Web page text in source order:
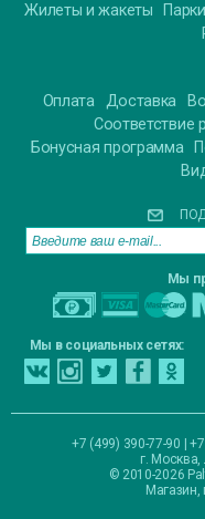
Жилеты и жакеты
Парки
Оплата Доставка
Соответствие
Бонусная программа
Мы
Мы в социальных сетях:
+7 (499) 390-77-90 |
г.
© 2010-2026
Магазин,